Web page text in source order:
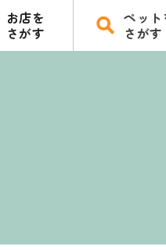
お店を
さがす
ペット
さがす